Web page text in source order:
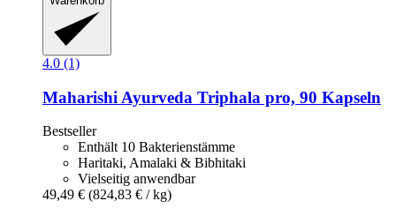
4.0 (1)
Maharishi Ayurveda Triphala pro, 90 Kapseln
Bestseller
Enthält 10 Bakterienstämme
Haritaki, Amalaki & Bibhitaki
Vielseitig anwendbar
49,49 € (824,83 € / kg)